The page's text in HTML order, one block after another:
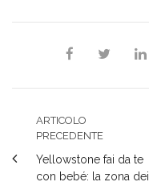
ARTICOLO
PRECEDENTE
Yellowstone fai da te
con bebé: la zona dei